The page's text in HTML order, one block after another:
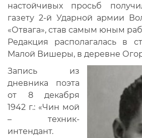
настойчивых просьб
газету 2-й Ударной армии
«Отвага», став самым юным
Редакция располагалась в
Малой Вишеры, в деревне
Запись из
дневника поэта
от 8 декабря
1942 г.: «Чин мой
– техник-
интендант.